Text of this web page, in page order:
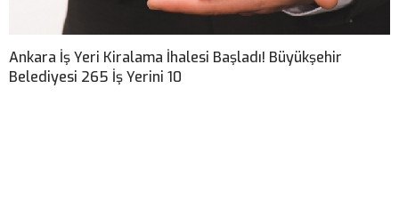
Ankara İş Yeri Kiralama İhalesi Başladı! Büyükşehir
Belediyesi 265 İş Yerini 10